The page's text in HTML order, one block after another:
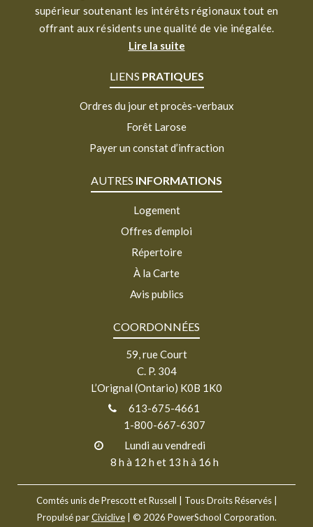
supérieur soutenant les intérêts régionaux tout en
offrant aux résidents une qualité de vie inégalée.
Lire la suite
LIENS PRATIQUES
Ordres du jour et procès-verbaux
Forêt Larose
Payer un constat d’infraction
AUTRES INFORMATIONS
Logement
Offres d’emploi
Répertoire
À la Carte
Avis publics
COORDONNÉES
59, rue Court
C. P. 304
L’Orignal (Ontario) K0B 1K0
613-675-4661
1-800-667-6307
Lundi au vendredi
8 h à 12 h et 13 h à 16 h
Comtés unis de Prescott et Russell
| Tous Droits Réservés |
Propulsé parCiviclive| © 2026 PowerSchool Corporation.